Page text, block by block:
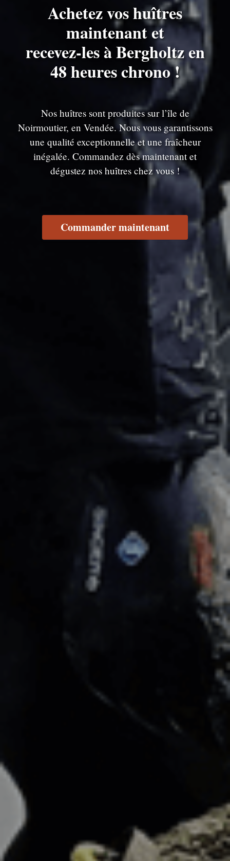
Achetez vos huîtres
maintenant et
recevez-les à Bergholtz en
48 heures chrono !
Nos huîtres sont produites sur l’île de
Noirmoutier, en Vendée. Nous vous garantissons
une qualité exceptionnelle et une fraîcheur
inégalée. Commandez dès maintenant et
dégustez nos huîtres chez vous !
Commander maintenant